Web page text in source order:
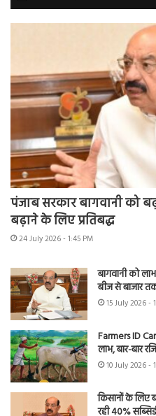
पंजाब सरकार बागवानी को
बढ़ाने के लिए प्रतिबद्ध
24 July 2026 - 1:45 PM
बागवानी को
बीज से बाजार
15 July 2026 -
Farmers ID
लाभ, बार-बार
10 July 2026 -
किसानों के लिए
रही 40%